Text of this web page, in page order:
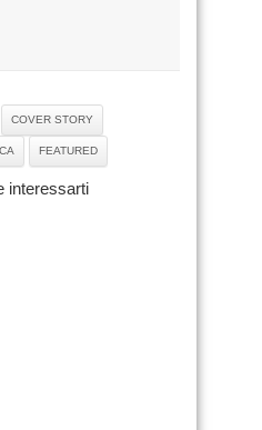
COVER STORY
FEATURED
interessarti